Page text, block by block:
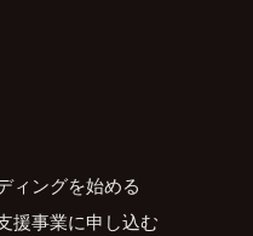
ィングを始める
援事業に申し込む